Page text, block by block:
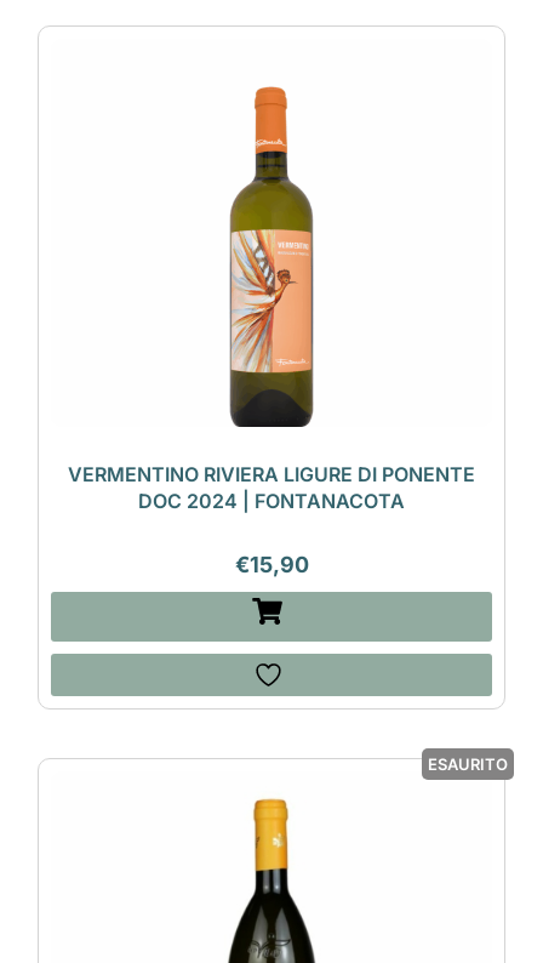
VERMENTINO RIVIERA LIGURE DI PONENTE
DOC 2024 | FONTANACOTA
€15,90
ESAURITO